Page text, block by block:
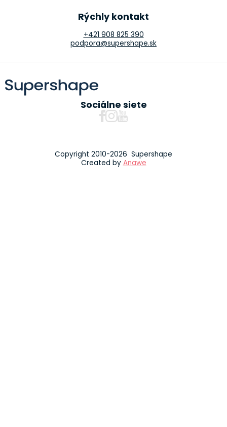
Rýchly kontakt
+421 908 825 390
podpora@supershape.sk
Sociálne siete
Copyright 2010-2026 Supershape
Created by Anawe